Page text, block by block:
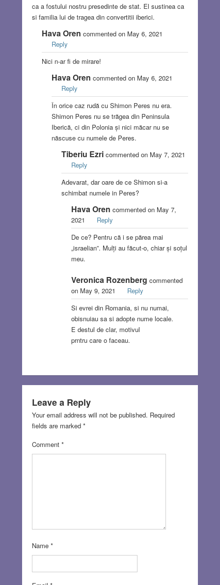
ca a fostului nostru presedinte de stat. El sustinea ca
si familia lui de tragea din convertitii iberici.
Hava Oren commented on May 6, 2021
Reply
Nici n-ar fi de mirare!
Hava Oren commented on May 6, 2021
Reply
În orice caz rudă cu Shimon Peres nu era.
Shimon Peres nu se trăgea din Peninsula
Iberică, ci din Polonia și nici măcar nu se
născuse cu numele de Peres.
Tiberiu Ezricommented on May 7, 2021
Reply
Adevarat, dar oare de ce Shimon si-a
schimbat numele in Peres?
Hava Oren commented on May 7,
2021
Reply
De ce? Pentru că i se părea mai
„israelian”. Mulți au făcut-o, chiar și soțul
meu.
Veronica Rozenberg commented
on May 9, 2021
Reply
Si evrei din Romania, si nu numai,
obisnuiau sa si adopte nume locale.
E destul de clar, motivul
prntru care o faceau.
Leave a Reply
Your email address will not be published. Required
fields are marked *
Comment *
Name *